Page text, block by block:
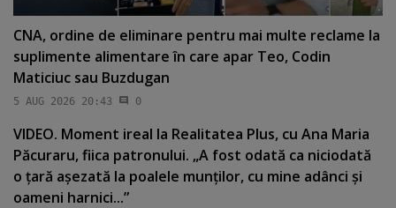
CNA, ordine de eliminare pentru mai multe reclame la
suplimente alimentare în care apar Teo, Codin
Maticiuc sau Buzdugan
5 AUG 2026 20:43 0
VIDEO. Moment ireal la Realitatea Plus, cu Ana Maria
Păcuraru, fiica patronului. „A fost odată ca niciodată
o ţară aşezată la poalele munţilor, cu mine adânci şi
oameni harnici...”